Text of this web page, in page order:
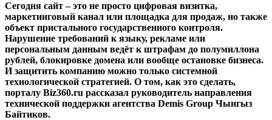
Сегодня сайт – это не просто цифровая визитка,
маркетинговый канал или площадка для продаж, но также
объект пристального государственного контроля.
Нарушение требований к языку, рекламе или
персональным данным ведёт к штрафам до полумиллона
рублей, блокировке домена или вообще остановке бизнеса.
И защитить компанию можно только системной
технологической стратегией. О том, как это сделать,
порталу Biz360.ru рассказал руководитель направления
технической поддержки агентства Demis Group Чынгыз
Байтиков.